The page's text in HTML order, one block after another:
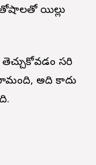
యిల్లు
తెచ్చుకోవడం సరి
అది కాదు